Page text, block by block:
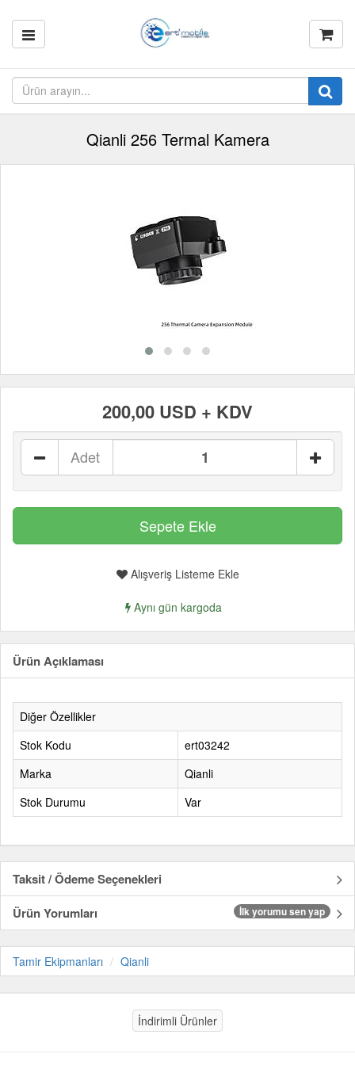
Qianli 256 Termal Kamera
200,00 USD + KDV
Adet
Alışveriş Listeme Ekle
Aynı gün kargoda
Ürün Açıklaması
Diğer Özellikler
Stok Kodu
ert03242
Marka
Qianli
Stok Durumu
Var
Taksit / Ödeme Seçenekleri
Ürün Yorumları
İlk yorumu sen yap
Tamir Ekipmanları Qianli
İndirimli Ürünler